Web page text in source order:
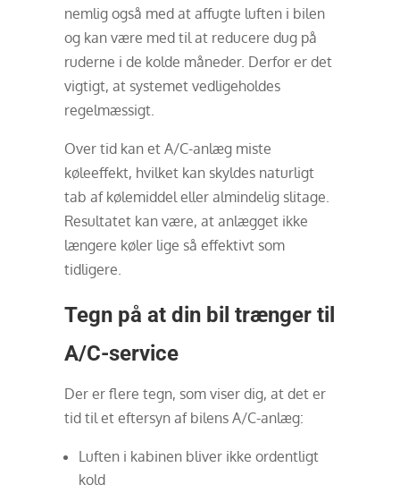
nemlig også med at affugte luften i bilen
og kan være med til at reducere dug på
ruderne i de kolde måneder. Derfor er det
vigtigt, at systemet vedligeholdes
regelmæssigt.
Over tid kan et A/C-anlæg miste
køleeffekt, hvilket kan skyldes naturligt
tab af kølemiddel eller almindelig slitage.
Resultatet kan være, at anlægget ikke
længere køler lige så effektivt som
tidligere.
Tegn på at din bil trænger til
A/C-service
Der er flere tegn, som viser dig, at det er
tid til et eftersyn af bilens A/C-anlæg:
Luften i kabinen bliver ikke ordentligt
kold